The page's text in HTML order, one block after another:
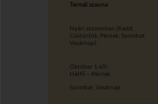
Termál szauna
Nyári szezonban (Kedd,
Csütörtök, Péntek, Szombat,
Vasárnap):
Október 1-től:
Hétfő – Péntek
Szombat, Vasárnap